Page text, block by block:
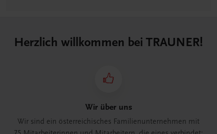
Herzlich willkommen bei TRAUNER!
Wir über uns
Wir sind ein österreichisches Familienunternehmen mit